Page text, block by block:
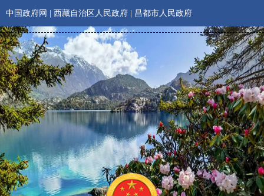
中国政府网 西藏自治区人民政府 昌都市人民政府